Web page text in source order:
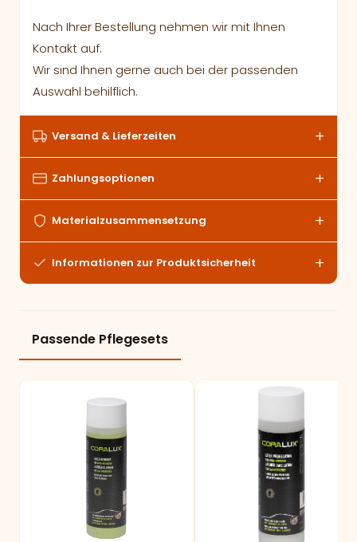
Nach Ihrer Bestellung nehmen wir mit Ihnen
Kontakt auf.
Wir sind Ihnen gerne auch bei der passenden
Auswahl behilflich.
Versand & Lieferzeiten
Zahlungsoptionen
Materialzusammensetzung
Informationen zur Produktsicherheit
Passende Pflegesets